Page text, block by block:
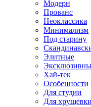
Модерн
Прованс
Неоклассика
Минимализм
Под старину
Элитные
Хай-тек
Особенности
Для студии
Для хрущевки